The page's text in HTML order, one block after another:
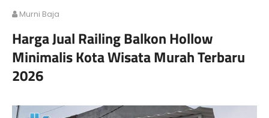
Murni Baja
Harga Jual Railing Balkon Hollow
Minimalis Kota Wisata Murah Terbaru
2026